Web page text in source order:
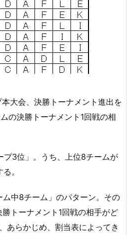
大会、決勝トーナメント進出を
の決勝トーナメント1回戦の相
プ3位」。うち、上位8チームが
。
中8チーム」のパターン。その
トーナメント1回戦の相手がど
あらかじめ、割当表によってき